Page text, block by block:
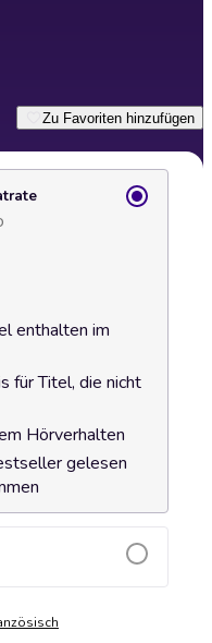
Zu Favoriten hinzufügen
enthalten im
für Titel, die nicht
Hörverhalten
gelesen